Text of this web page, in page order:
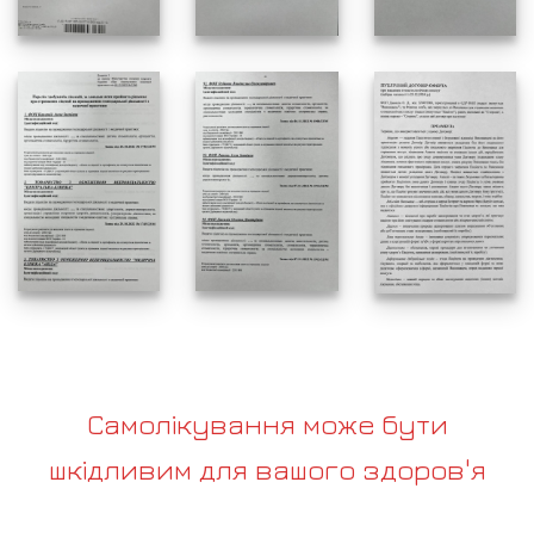
Самолікування може бути
шкідливим для вашого здоров'я